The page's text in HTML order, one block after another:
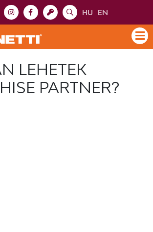
HU EN
LEHETEK
PARTNER?